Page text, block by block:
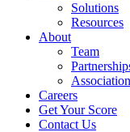
Solutions
Resources
About
Team
Careers
Get Your Score
Contact Us